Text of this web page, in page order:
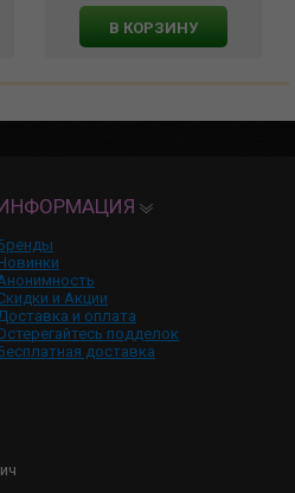
В КОРЗИНУ
и Акции
и оплата
подделок
доставка